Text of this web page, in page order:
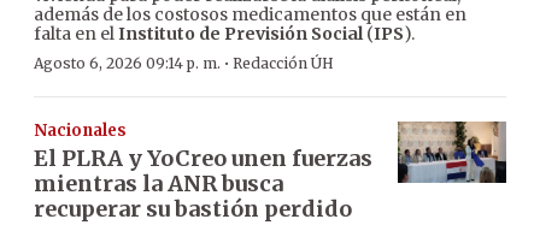
además de los costosos medicamentos que están en
falta en elInstituto de Previsión Social(IPS).
Agosto 6, 2026 09:14 p. m. · Redacción ÚH
Nacionales
El PLRA y YoCreo unen fuerzas
mientras la ANR busca
recuperar su bastión perdido